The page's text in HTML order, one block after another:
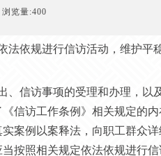
浏览量:400
法依规进行信访活动，维护平
、信访事项的受理和办理，以
信访工作条例》相关规定的
案例以案释法，向职工群众
按照相关规定依法依规进行信